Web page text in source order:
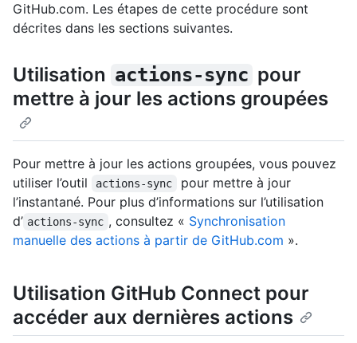
GitHub.com. Les étapes de cette procédure sont
décrites dans les sections suivantes.
Utilisation actions-sync pour
mettre à jour les actions groupées
Pour mettre à jour les actions groupées, vous pouvez
utiliser l’outil
actions-sync
pour mettre à jour
l’instantané. Pour plus d’informations sur l’utilisation
d’ actions-sync , consultez « Synchronisation
manuelle des actions à partir de GitHub.com ».
Utilisation GitHub Connect pour
accéder aux dernières actions